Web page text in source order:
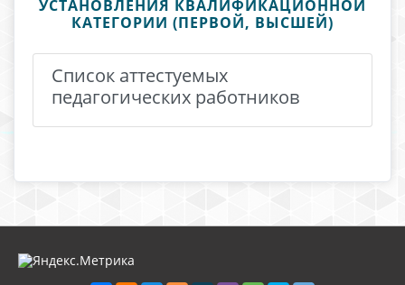
УСТАНОВЛЕНИЯ КВАЛИФИКАЦИОННОЙ
КАТЕГОРИИ (ПЕРВОЙ, ВЫСШЕЙ)
Список аттестуемых
педагогических работников